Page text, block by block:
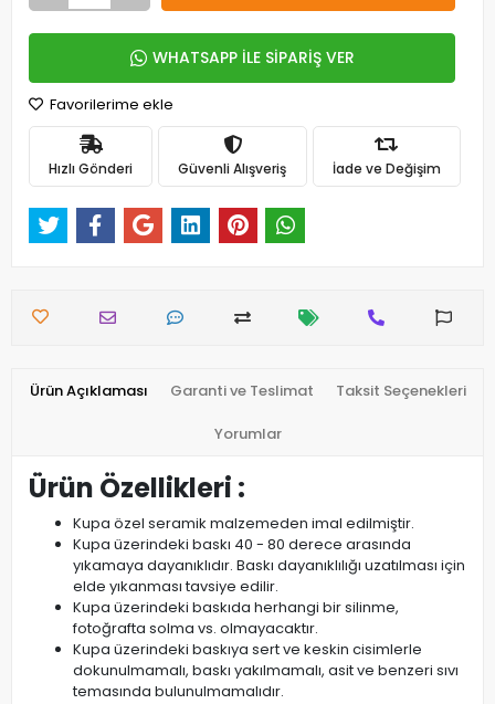
WHATSAPP İLE SİPARİŞ VER
Favorilerime ekle
Hızlı Gönderi Güvenli Alışveriş İade ve Değişim
Ürün Açıklaması Garanti ve Teslimat Taksit Seçenekleri
Yorumlar
Ürün Özellikleri :
Kupa özel seramik malzemeden imal edilmiştir.
Kupa üzerindeki baskı 40 - 80 derece arasında
yıkamaya dayanıklıdır. Baskı dayanıklılığı uzatılması için
elde yıkanması tavsiye edilir.
Kupa üzerindeki baskıda herhangi bir silinme,
fotoğrafta solma vs. olmayacaktır.
Kupa üzerindeki baskıya sert ve keskin cisimlerle
dokunulmamalı, baskı yakılmamalı, asit ve benzeri sıvı
temasında bulunulmamalıdır.